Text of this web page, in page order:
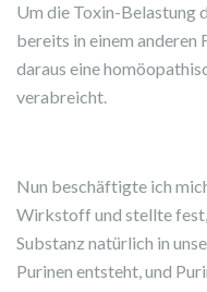
Um die Toxin-Belastung
bereits in einem anderen
daraus eine
verabreicht.
Nun beschäftigte ich
Wirkstoff und stellte fest,
Substanz natürlich in
Purinen entsteht, und